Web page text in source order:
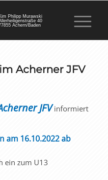
Philipp Murawski
40
Achern/Baden
Acherner JFV
JFVinformiert
am 16.10.2022 ab
ein zum U13